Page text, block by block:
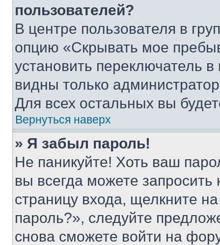
пользователей?
В центре пользователя в
опцию «Скрывать мое
установить переключатель
видны только
Для всех остальных вы
Вернуться наверх
» Я забыл пароль!
Не паникуйте! Хоть ваш
вы всегда можете
страницу входа, щелкните
пароль?», следуйте
снова сможете войти на